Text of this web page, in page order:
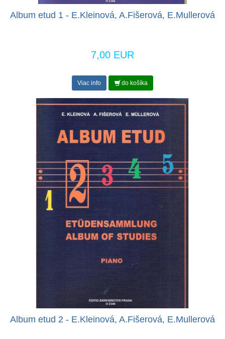
Album etud 1 - E.Kleinová, A.Fišerová, E.Mullerová
7,00 EUR
Viac info do košíka
Album etud 2 - E.Kleinová, A.Fišerová, E.Mullerová